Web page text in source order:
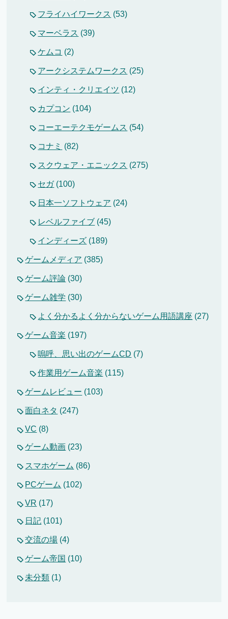
フライハイワークス (53)
マーベラス (39)
ケムコ (2)
アークシステムワークス (25)
インティ・クリエイツ (12)
カプコン (104)
コーエーテクモゲームス (54)
コナミ (82)
スクウェア・エニックス (275)
セガ(100)
日本一ソフトウェア (24)
レベルファイブ (45)
インディーズ (189)
ゲームメディア (385)
ゲーム評論 (30)
ゲーム雑学 (30)
よく分かるよく分からないゲーム用語講座 (27)
ゲーム音楽 (197)
嗚呼、思い出のゲームCD (7)
作業用ゲーム音楽 (115)
ゲームレビュー (103)
面白ネタ (247)
VC (8)
ゲーム動画 (23)
スマホゲーム (86)
PCゲーム (102)
VR (17)
日記 (101)
交流の場 (4)
ゲーム帝国 (10)
未分類 (1)